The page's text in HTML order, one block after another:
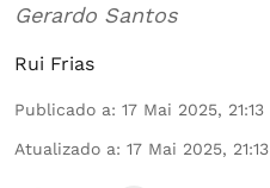
Gerardo Santos
Rui Frias
Publicado a: 17 Mai 2025, 21:13
Atualizado a: 17 Mai 2025, 21:13